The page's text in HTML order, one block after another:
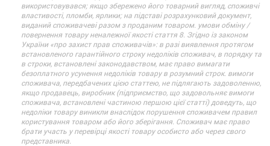
використовувався; якщо збережено його товарний вигляд, споживчі
властивості, пломби, ярлики; на підставі розрахунковий документ,
виданий споживачеві разом з проданим товаром. умови обміну /
повернення товару неналежної якості стаття 8. Згідно із законом
України «про захист прав споживачів»: в разі виявлення протягом
встановленого гарантійного строку недоліків споживач, в порядку та
в строки, встановлені законодавством, має право вимагати
безоплатного усунення недоліків товару в розумний строк. вимоги
споживача, передбачених цією статтею, не підлягають задоволенню,
якщо продавець, виробник (підприємство, що задовольняє вимоги
споживача, встановлені частиною першою цієї статті) доведуть, що
недоліки товару виникли внаслідок порушення споживачем правил
користування товаром або його зберігання. Споживач має право
брати участь у перевірці якості товару особисто або через свого
представника.